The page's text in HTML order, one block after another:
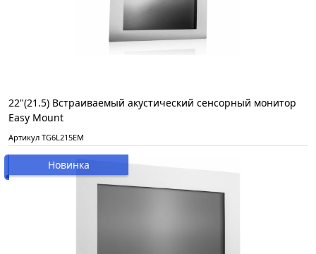
22"(21.5) Встраиваемый акустический сенсорный монитор
Easy Mount
Артикул TG6L215EM
Новинка